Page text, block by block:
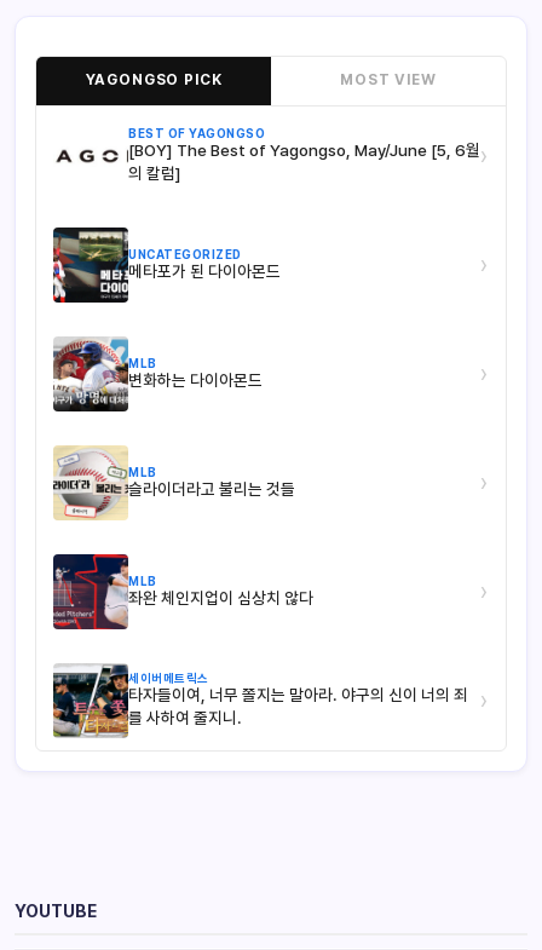
YAGONGSO PICK MOST VIEW
BEST OF YAGONGSO
[BOY] The Best of Yagongso, May/June [5, 6월
의 칼럼]
›
UNCATEGORIZED
메타포가 된 다이아몬드 ›
MLB
변화하는 다이아몬드 ›
MLB
슬라이더라고 불리는 것들 ›
MLB
좌완 체인지업이 심상치 않다 ›
세이버메트릭스
타자들이여, 너무 쫄지는 말아라. 야구의 신이 너의 죄
를 사하여 줄지니.
›
YOUTUBE